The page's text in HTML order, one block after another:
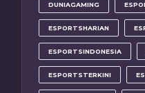
DUNIAGAMING
ESPORTSHARIAN
ESPORTSINDONESIA
ESPORTSTERKINI